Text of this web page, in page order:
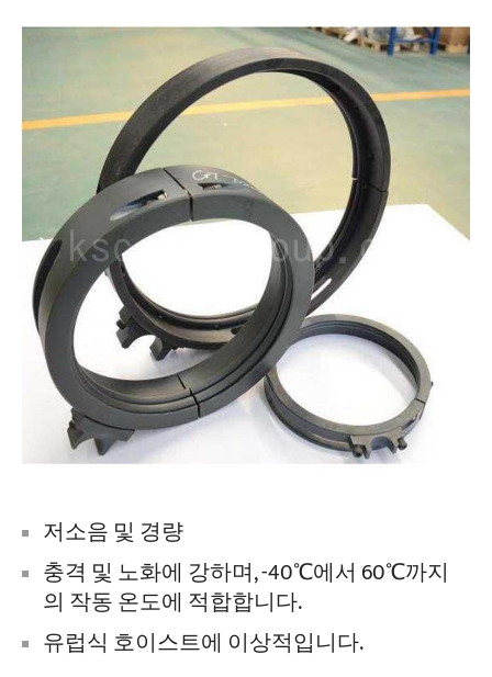
저소음 및 경량
충격 및 노화에 강하며, -40℃에서 60℃까지
의 작동 온도에 적합합니다.
유럽식 호이스트에 이상적입니다.